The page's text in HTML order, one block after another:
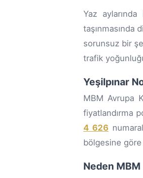
Yaz
taşınmasında
sorunsuz bir
trafik
Yeşilpınar
MBM Avrupa
fiyatlandırma
4 626
bölgesine
Neden